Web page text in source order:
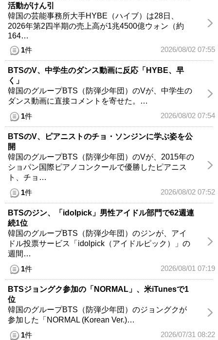
活動がけん引
韓国の芸能事務所大手HYBE（ハイブ）は28日、
2026年第2四半期の売上高が1兆4500億ウォン（約
164…
2026/08/02 07:55
1件
BTSのV、中学生のダンス動画に反応「HYBE、早
く」
韓国のグループBTS（防弾少年団）のVが、中学生の
ダンス動画に直接コメントを寄せた。…
2026/08/02 07:54
1件
BTSのV、ピアニストのチョ・ソンジンに学ぶ姿を公
開
韓国のグループBTS（防弾少年団）のVが、2015年の
ショパン国際ピアノコンクールで優勝したピアニス
ト、チョ…
2026/08/02 07:52
1件
BTSのジン、「idolpick」男性アイドル部門で62週連
続1位
韓国のグループBTS（防弾少年団）のジンが、アイ
ドル投票サービス「idolpick（アイドルピック）」の
週間…
2026/08/01 07:19
1件
BTSジョングク参加の「NORMAL」、米iTunesで1
位
韓国のグループBTS（防弾少年団）のジョングクが
参加した「NORMAL (Korean Ver.)…
2026/07/31 08:22
1件